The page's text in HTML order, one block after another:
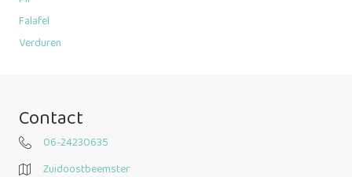
Falafel
Verduren
Contact
06-24230635
Zuidoostbeemster